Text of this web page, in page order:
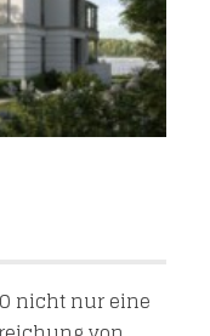
nicht nur eine